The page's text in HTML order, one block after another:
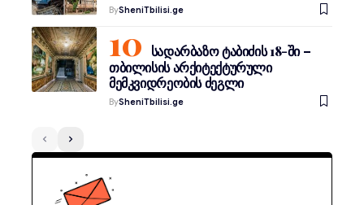
BySheniTbilisi.ge
სადარბაზო ტაბიძის 18-ში –
თბილისის არქიტექტურული
მემკვიდრეობის ძეგლი
BySheniTbilisi.ge